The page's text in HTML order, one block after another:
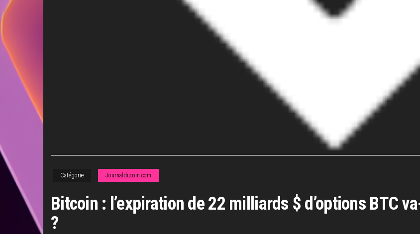
Catégorie Journalducoin.com
Bitcoin : l’expiration de 22 milliards $ d’options BTC
?